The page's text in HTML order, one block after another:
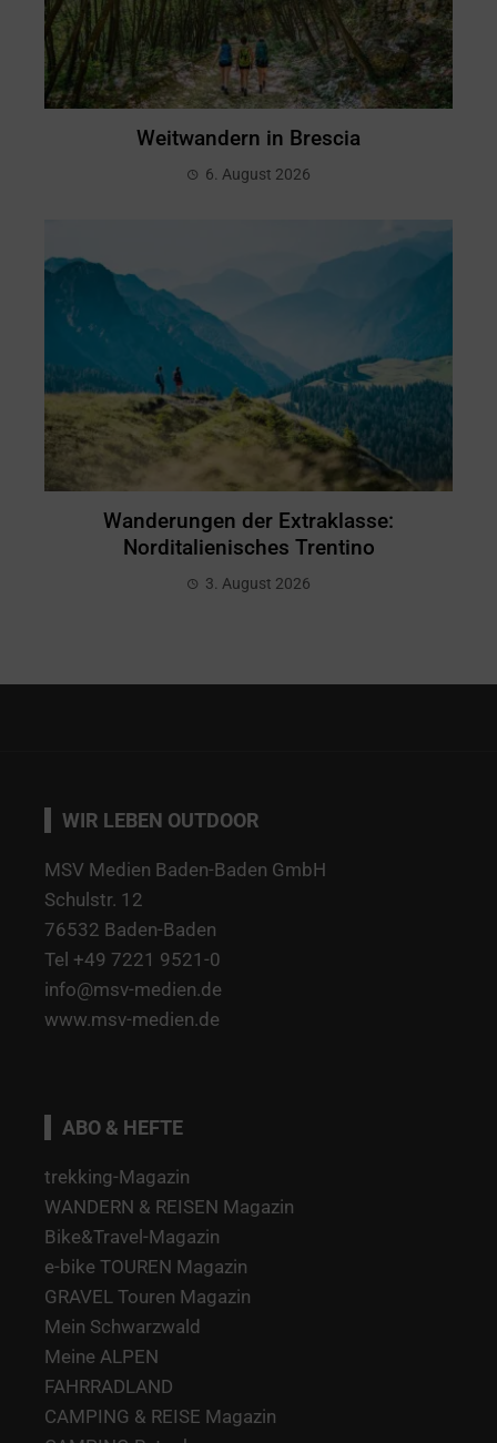
Weitwandern in Brescia
6. August 2026
Wanderungen der Extraklasse:
Norditalienisches Trentino
3. August 2026
WIR LEBEN OUTDOOR
MSV Medien Baden-Baden GmbH
Schulstr. 12
76532 Baden-Baden
Tel +49 7221 9521-0
info@msv-medien.de
www.msv-medien.de
ABO & HEFTE
trekking-Magazin
WANDERN & REISEN Magazin
Bike&Travel-Magazin
e-bike TOUREN Magazin
GRAVEL Touren Magazin
Mein Schwarzwald
Meine ALPEN
FAHRRADLAND
CAMPING & REISE Magazin